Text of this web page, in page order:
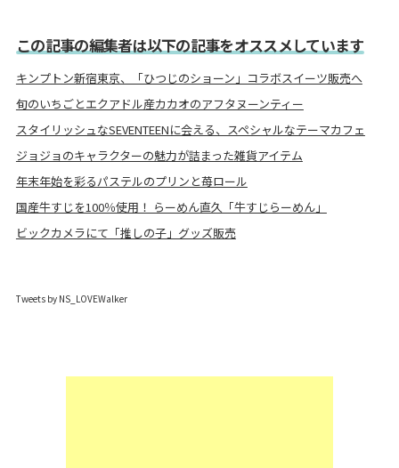
この記事の編集者は以下の記事をオススメしています
キンプトン新宿東京、「ひつじのショーン」コラボスイーツ販売へ
旬のいちごとエクアドル産カカオのアフタヌーンティー
スタイリッシュなSEVENTEENに会える、スペシャルなテーマカフェ
ジョジョのキャラクターの魅力が詰まった雑貨アイテム
年末年始を彩るパステルのプリンと苺ロール
国産牛すじを100％使用！ らーめん直久「牛すじらーめん」
ビックカメラにて「推しの子」グッズ販売
Tweets by NS_LOVEWalker